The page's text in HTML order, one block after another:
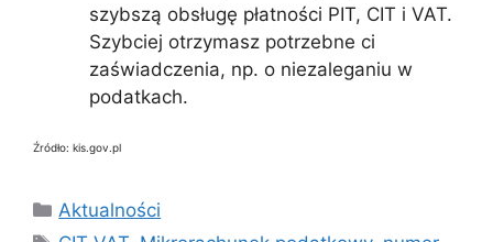
szybszą obsługę płatności PIT, CIT i VAT.
Szybciej otrzymasz potrzebne ci
zaświadczenia, np. o niezaleganiu w
podatkach.
Źródło: kis.gov.pl
Kategorie
Aktualności